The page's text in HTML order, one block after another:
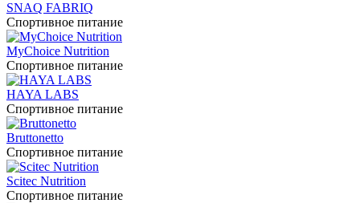
SNAQ FABRIQ
Спортивное питание
MyChoice Nutrition
Спортивное питание
HAYA LABS
Спортивное питание
Bruttonetto
Спортивное питание
Scitec Nutrition
Спортивное питание